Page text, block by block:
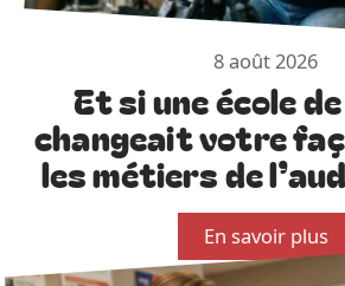
8 août 2026
Et si une école
changeait votre
les métiers de
En savoir plus